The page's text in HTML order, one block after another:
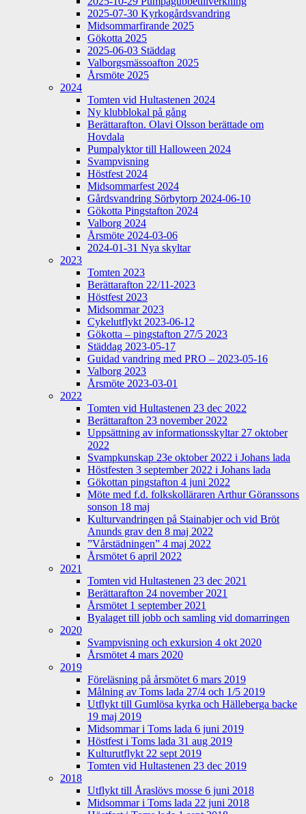
2025-07-30 Kyrkogårdsvandring
Midsommarfirande 2025
Gökotta 2025
2025-06-03 Städdag
Valborgsmässoafton 2025
Årsmöte 2025
2024
Tomten vid Hultastenen 2024
Ny klubblokal på gång
Berättarafton. Olavi Olsson berättade om
Hovdala
Pumpalyktor till Halloween 2024
Svampvisning
Höstfest 2024
Midsommarfest 2024
Gårdsvandring Sörbytorp 2024-06-10
Gökotta Pingstafton 2024
Valborg 2024
Årsmöte 2024-03-06
2024-01-31 Nya skyltar
2023
Tomten 2023
Berättarafton 22/11-2023
Höstfest 2023
Midsommar 2023
Cykelutflykt 2023-06-12
Gökotta – pingstafton 27/5 2023
Städdag 2023-05-17
Guidad vandring med PRO – 2023-05-16
Valborg 2023
Årsmöte 2023-03-01
2022
Tomten vid Hultastenen 23 dec 2022
Berättarafton 23 november 2022
Uppsättning av informationsskyltar 27 oktober
2022
Svampkunskap 23e oktober 2022 i Johans lada
Höstfesten 3 september 2022 i Johans lada
Gökottan pingstafton 4 juni 2022
Möte med f.d. folkskolläraren Arthur Göranssons
sonson 18 maj
Kulturvandringen på Stainabjer och vid Bröt
Anunds grav den 8 maj 2022
”Vårstädningen” 4 maj 2022
Årsmötet 6 april 2022
2021
Tomten vid Hultastenen 23 dec 2021
Berättarafton 24 november 2021
Årsmötet 1 september 2021
Byalaget till jobb och samling vid domarringen
2020
Svampvisning och exkursion 4 okt 2020
Årsmötet 4 mars 2020
2019
Föreläsning på årsmötet 6 mars 2019
Målning av Toms lada 27/4 och 1/5 2019
Utflykt till Gumlösa kyrka och Hälleberga backe
19 maj 2019
Midsommar i Toms lada 6 juni 2019
Höstfest i Toms lada 31 aug 2019
Kulturutflykt 22 sept 2019
Tomten vid Hultastenen 23 dec 2019
2018
Utflykt till Åraslövs mosse 6 juni 2018
Midsommar i Toms lada 22 juni 2018